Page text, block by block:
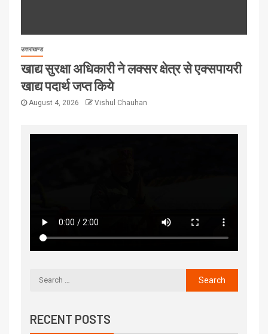
उत्तराखण्ड
खाद्य सुरक्षा अधिकारी ने लक्सर क्षेत्र से एक्सपायरी
खाद्य पदार्थ जप्त किये
August 4, 2026 Vishul Chauhan
RECENT POSTS